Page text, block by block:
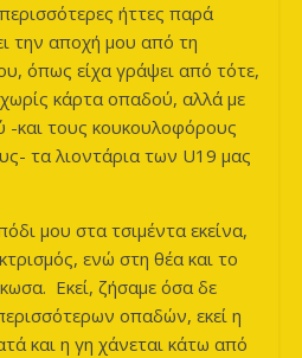
ήττες παρά
την αποχή μου από τη
όπως είχα γράψει από τότε,
κάρτα οπαδού, αλλά με
-και τους κουκουλοφόρους
τα λιοντάρια των U19 μας
μου στα τσιμέντα εκείνα,
ενώ στη θέα και το
Εκεί, ζήσαμε όσα δε
οπαδών, εκεί η
και η γη χάνεται κάτω από